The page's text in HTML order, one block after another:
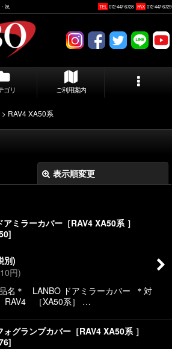
祝 TEL 072-447-6728 FAX 072-447-6729
ゴリ ご利用案内
> RAV4 XA50系
表示順変更
ミラーカバー［RAV4 XA50系 ］
]
別)
円)
＊ LANBO ドアミラーカバー ＊対
RAV4 ［XA50系］ …
グランプカバー［RAV4 XA50系 ］
]